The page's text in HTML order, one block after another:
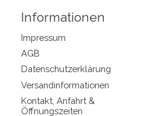
Informationen
Impressum
AGB
Datenschutzerklärung
Versandinformationen
Kontakt, Anfahrt &
Öffnungszeiten